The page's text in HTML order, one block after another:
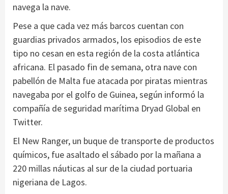
navega la nave.
Pese a que cada vez más barcos cuentan con
guardias privados armados, los episodios de este
tipo no cesan en esta región de la costa atlántica
africana. El pasado fin de semana, otra nave con
pabellón de Malta fue atacada por piratas mientras
navegaba por el golfo de Guinea, según informó la
compañía de seguridad marítima Dryad Global en
Twitter.
El New Ranger, un buque de transporte de productos
químicos, fue asaltado el sábado por la mañana a
220 millas náuticas al sur de la ciudad portuaria
nigeriana de Lagos.